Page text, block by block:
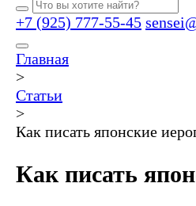
+7 (925) 777-55-45
Главная
>
Статьи
>
Как писать японские
Как писать